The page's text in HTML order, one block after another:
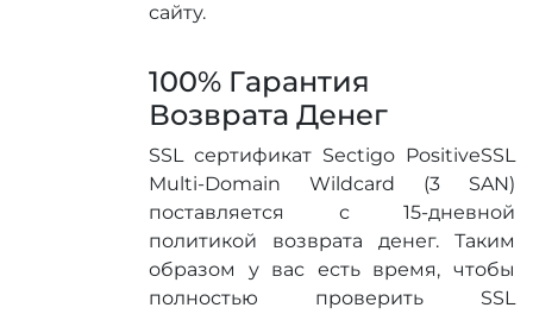
сайту.
100% Гарантия
Возврата Денег
SSL сертификат Sectigo PositiveSSL
Multi-Domain Wildcard (3 SAN)
поставляется с 15-дневной
политикой возврата денег. Таким
образом у вас есть время, чтобы
полностью проверить SSL